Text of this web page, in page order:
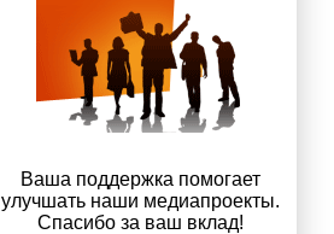
Ваша поддержка помогает
улучшать наши медиапроекты.
Спасибо за ваш вклад!